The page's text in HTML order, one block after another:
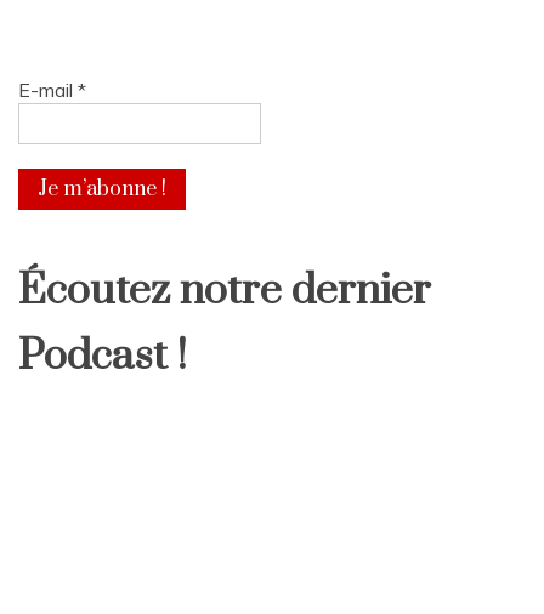
E-mail *
Écoutez notre dernier
Podcast !